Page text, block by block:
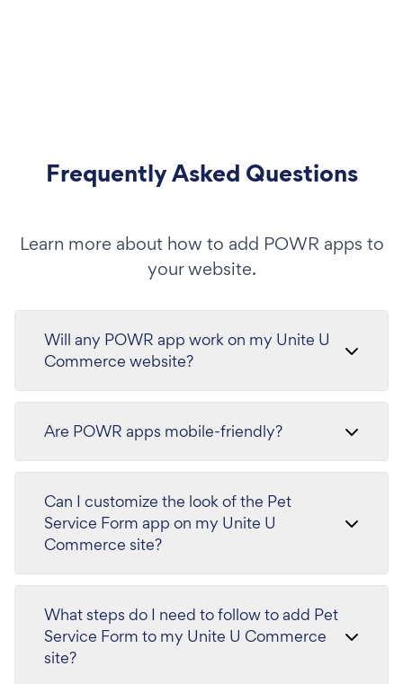
Frequently Asked Questions
Learn more about how to add POWR apps to
your website.
Will any POWR app work on my Unite U
Commerce website?
Are POWR apps mobile-friendly?
Can I customize the look of the Pet
Service Form app on my Unite U
Commerce site?
What steps do I need to follow to add Pet
Service Form to my Unite U Commerce
site?